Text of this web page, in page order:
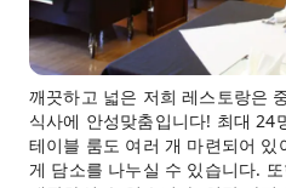
깨끗하고 넓은 저희 레스토랑은
식사에 안성맞춤입니다! 최대 24
테이블 룸도 여러 개 마련되어
게 담소를 나누실 수 있습니다.